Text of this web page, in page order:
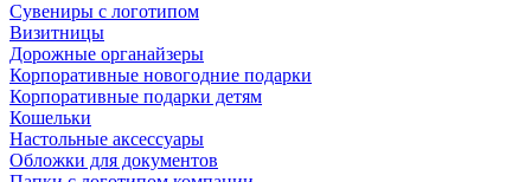
Сувениры с логотипом
Визитницы
Дорожные органайзеры
Корпоративные новогодние подарки
Корпоративные подарки детям
Кошельки
Настольные аксессуары
Обложки для документов